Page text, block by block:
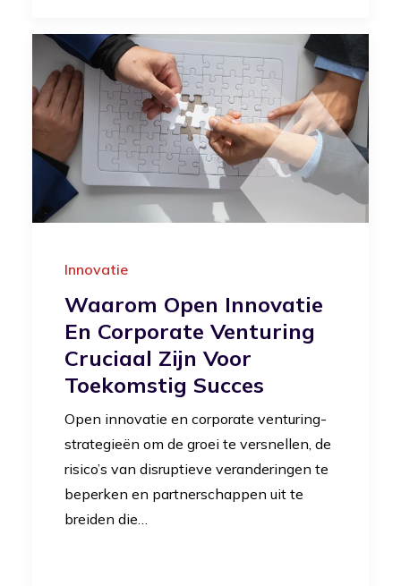
Innovatie
Waarom Open Innovatie
En Corporate Venturing
Cruciaal Zijn Voor
Toekomstig Succes
Open innovatie en corporate venturing-
strategieën om de groei te versnellen, de
risico’s van disruptieve veranderingen te
beperken en partnerschappen uit te
breiden die…